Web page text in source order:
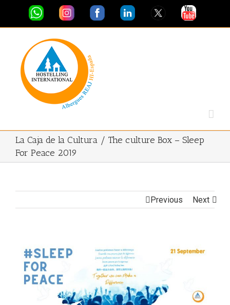
La Caja de la Cultura / The culture Box – Sleep
For Peace 2019
Previous Next
Larger
Image